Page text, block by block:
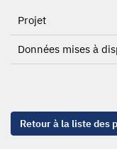
Projet
Données mises à
Retour à la liste des